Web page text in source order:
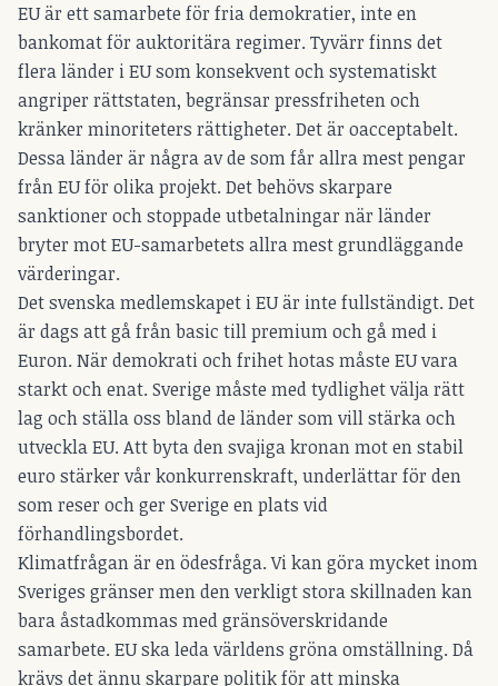
EU är ett samarbete för fria demokratier, inte en
bankomat för auktoritära regimer. Tyvärr finns det
flera länder i EU som konsekvent och systematiskt
angriper rättstaten, begränsar pressfriheten och
kränker minoriteters rättigheter. Det är oacceptabelt.
Dessa länder är några av de som får allra mest pengar
från EU för olika projekt. Det behövs skarpare
sanktioner och stoppade utbetalningar när länder
bryter mot EU-samarbetets allra mest grundläggande
värderingar.
Det svenska medlemskapet i EU är inte fullständigt. Det
är dags att gå från basic till premium och gå med i
Euron. När demokrati och frihet hotas måste EU vara
starkt och enat. Sverige måste med tydlighet välja rätt
lag och ställa oss bland de länder som vill stärka och
utveckla EU. Att byta den svajiga kronan mot en stabil
euro stärker vår konkurrenskraft, underlättar för den
som reser och ger Sverige en plats vid
förhandlingsbordet.
Klimatfrågan är en ödesfråga. Vi kan göra mycket inom
Sveriges gränser men den verkligt stora skillnaden kan
bara åstadkommas med gränsöverskridande
samarbete. EU ska leda världens gröna omställning. Då
krävs det ännu skarpare politik för att minska